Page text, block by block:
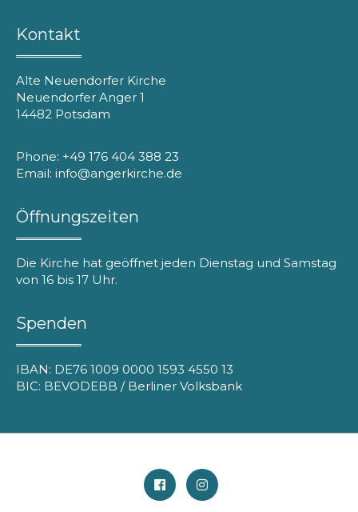
Kontakt
Alte Neuendorfer Kirche
Neuendorfer Anger 1
14482 Potsdam
Phone: +49 176 404 388 23
Email: info@angerkirche.de
Öffnungszeiten
Die Kirche hat geöffnet jeden Dienstag und Samstag
von 16 bis 17 Uhr.
Spenden
IBAN: DE76 1009 0000 1593 4550 13
BIC: BEVODEBB / Berliner Volksbank
FacebookInstagram